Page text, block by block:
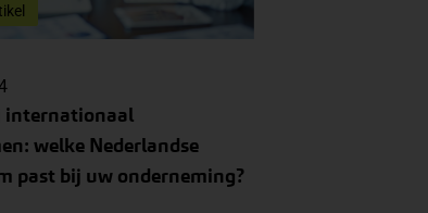
internationaal
welke Nederlandse
past bij uw onderneming?